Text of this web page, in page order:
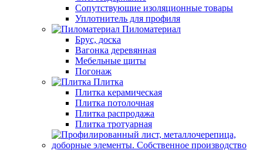
Сопутствуюшие изоляционные товары
Уплотнитель для профиля
Пиломатериал
Брус, доска
Вагонка деревянная
Мебельные щиты
Погонаж
Плитка
Плитка керамическая
Плитка потолочная
Плитка распродажа
Плитка тротуарная